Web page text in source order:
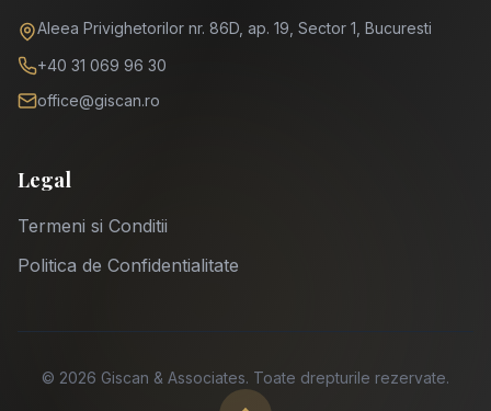
Aleea Privighetorilor nr. 86D, ap. 19, Sector 1, Bucuresti
+40 31 069 96 30
office@giscan.ro
Legal
Termeni si Conditii
Politica de Confidentialitate
© 2026 Giscan & Associates. Toate drepturile rezervate.